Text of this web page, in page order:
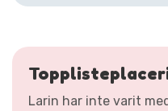
Larin har inte varit